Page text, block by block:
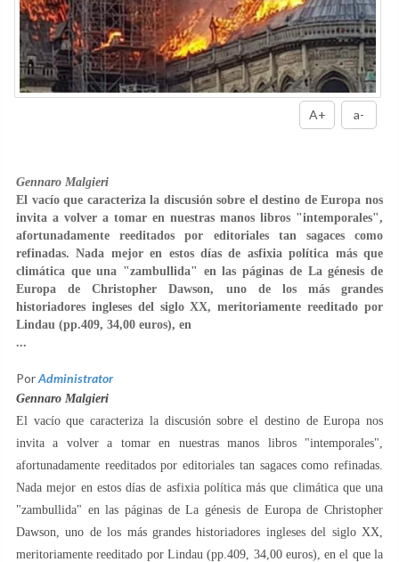
A+ a-
Gennaro Malgieri
El vacío que caracteriza la discusión sobre el destino de Europa nos
invita a volver a tomar en nuestras manos libros "intemporales",
afortunadamente reeditados por editoriales tan sagaces como
refinadas. Nada mejor en estos días de asfixia política más que
climática que una "zambullida" en las páginas de La génesis de
Europa de Christopher Dawson, uno de los más grandes
historiadores ingleses del siglo XX, meritoriamente reeditado por
Lindau (pp.409, 34,00 euros), en
...
PorAdministrator
Gennaro Malgieri
El vacío que caracteriza la discusión sobre el destino de Europa nos
invita a volver a tomar en nuestras manos libros "intemporales",
afortunadamente reeditados por editoriales tan sagaces como refinadas.
Nada mejor en estos días de asfixia política más que climática que una
"zambullida" en las páginas de La génesis de Europa de Christopher
Dawson, uno de los más grandes historiadores ingleses del siglo XX,
meritoriamente reeditado por Lindau (pp.409, 34,00 euros), en el que la